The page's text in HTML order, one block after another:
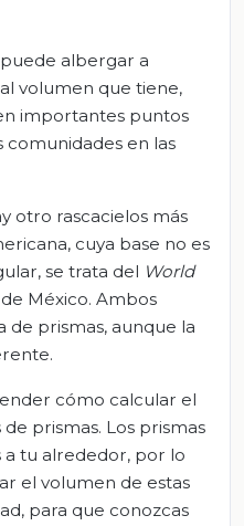
albergar a
volumen que tiene,
importantes puntos
comunidades en las
otro rascacielos más
cuya base no es
se trata del World
México. Ambos
de prismas, aunque la
cómo calcular el
prismas. Los prismas
tu alrededor, por lo
el volumen de estas
para que conozcas